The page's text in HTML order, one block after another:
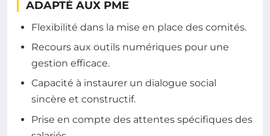
ADAPTÉ AUX PME
Flexibilité dans la mise en place des comités.
Recours aux outils numériques pour une
gestion efficace.
Capacité à instaurer un dialogue social
sincère et constructif.
Prise en compte des attentes spécifiques des